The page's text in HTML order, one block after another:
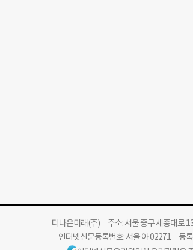
더나은미래(주)주소: 서울 중구 세종대로
인터넷신문등록번호: 서울 아 02271 등